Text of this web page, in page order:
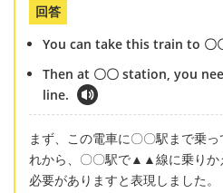
回答
You can take this train to 〇
Then at 〇〇 station, you
line.
まず、この電車に〇〇駅まで乗
れから、〇〇駅で▲▲線に乗りか
必要がありますと表現しました。